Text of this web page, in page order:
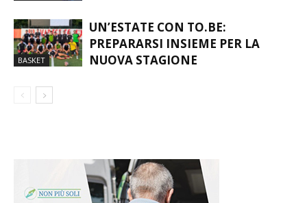
BASKET
UN’ESTATE CON TO.BE:
PREPARARSI INSIEME PER LA
NUOVA STAGIONE